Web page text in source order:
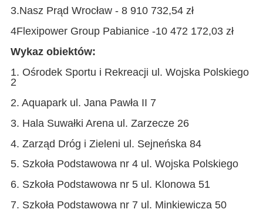
3.Nasz Prąd Wrocław - 8 910 732,54 zł
4Flexipower Group Pabianice -10 472 172,03 zł
Wykaz obiektów:
1. Ośrodek Sportu i Rekreacji ul. Wojska Polskiego
2
2. Aquapark ul. Jana Pawła II 7
3. Hala Suwałki Arena ul. Zarzecze 26
4. Zarząd Dróg i Zieleni ul. Sejneńska 84
5. Szkoła Podstawowa nr 4 ul. Wojska Polskiego
6. Szkoła Podstawowa nr 5 ul. Klonowa 51
7. Szkoła Podstawowa nr 7 ul. Minkiewicza 50